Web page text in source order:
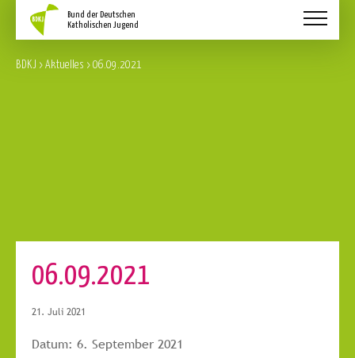
Aktuelles
BDKJ >Aktuelles >06.09.2021
06.09.2021
21. Juli 2021
Datum: 6. September 2021